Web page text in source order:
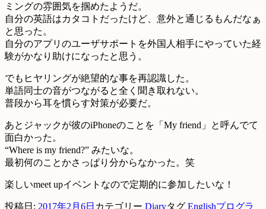
ミングの雰囲気を掴めたようだ。
自分の英語はカタコトだったけど、意外と通じるもんだなぁ
と思った。
自分のアプリのユーザサポートを外国人相手にやっていた経
験がかなり助けになったと思う。
でもヒヤリングが絶望的な事を再認識した。
単語同士の音がつながると全く聞き取れない。
普段から耳を慣らす対策が必要だ。
あとジャックが彼のiPhoneのことを「My friend」と呼んでて
面白かった。
“Where is my friend?” みたいな。
最初何のことかさっぱり分からなかった。笑
楽しいmeet upイベントなので定期的に参加したいな！
投稿日: 2017年2月6日 カテゴリー Diaryタグ Englishプログラ